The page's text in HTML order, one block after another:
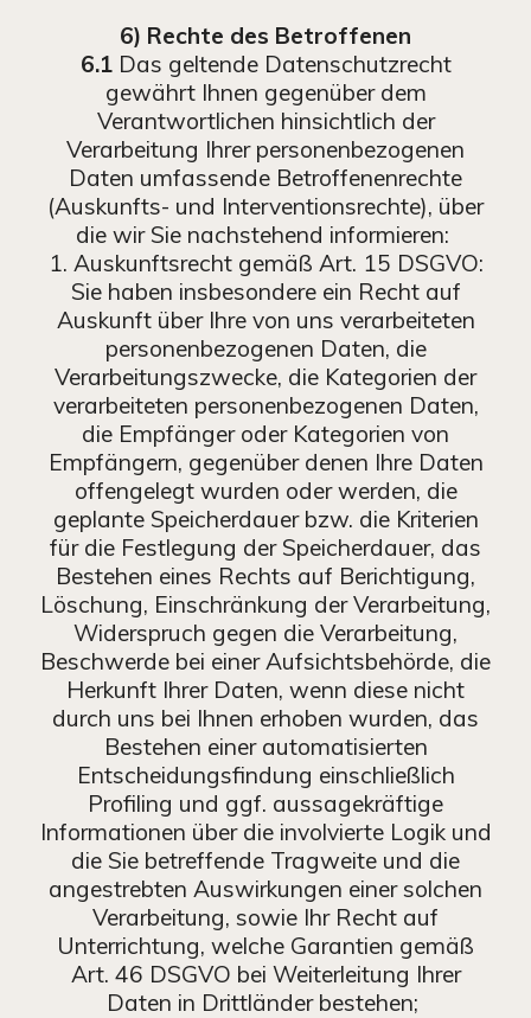
6) Rechte des Betroffenen
6.1 Das geltende Datenschutzrecht
gewährt Ihnen gegenüber dem
Verantwortlichen hinsichtlich der
Verarbeitung Ihrer personenbezogenen
Daten umfassende Betroffenenrechte
(Auskunfts- und Interventionsrechte), über
die wir Sie nachstehend informieren:
1. Auskunftsrecht gemäß Art. 15 DSGVO:
Sie haben insbesondere ein Recht auf
Auskunft über Ihre von uns verarbeiteten
personenbezogenen Daten, die
Verarbeitungszwecke, die Kategorien der
verarbeiteten personenbezogenen Daten,
die Empfänger oder Kategorien von
Empfängern, gegenüber denen Ihre Daten
offengelegt wurden oder werden, die
geplante Speicherdauer bzw. die Kriterien
für die Festlegung der Speicherdauer, das
Bestehen eines Rechts auf Berichtigung,
Löschung, Einschränkung der Verarbeitung,
Widerspruch gegen die Verarbeitung,
Beschwerde bei einer Aufsichtsbehörde, die
Herkunft Ihrer Daten, wenn diese nicht
durch uns bei Ihnen erhoben wurden, das
Bestehen einer automatisierten
Entscheidungsfindung einschließlich
Profiling und ggf. aussagekräftige
Informationen über die involvierte Logik und
die Sie betreffende Tragweite und die
angestrebten Auswirkungen einer solchen
Verarbeitung, sowie Ihr Recht auf
Unterrichtung, welche Garantien gemäß
Art. 46 DSGVO bei Weiterleitung Ihrer
Daten in Drittländer bestehen;